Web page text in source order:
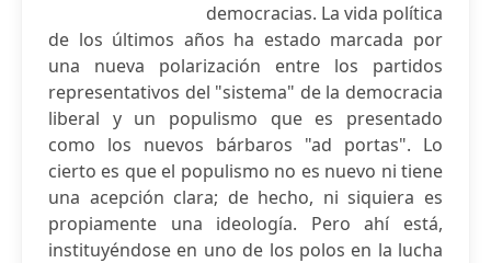
democracias. La vida política
de los últimos años ha estado marcada por
una nueva polarización entre los partidos
representativos del "sistema" de la democracia
liberal y un populismo que es presentado
como los nuevos bárbaros "ad portas". Lo
cierto es que el populismo no es nuevo ni tiene
una acepción clara; de hecho, ni siquiera es
propiamente una ideología. Pero ahí está,
instituyéndose en uno de los polos en la lucha